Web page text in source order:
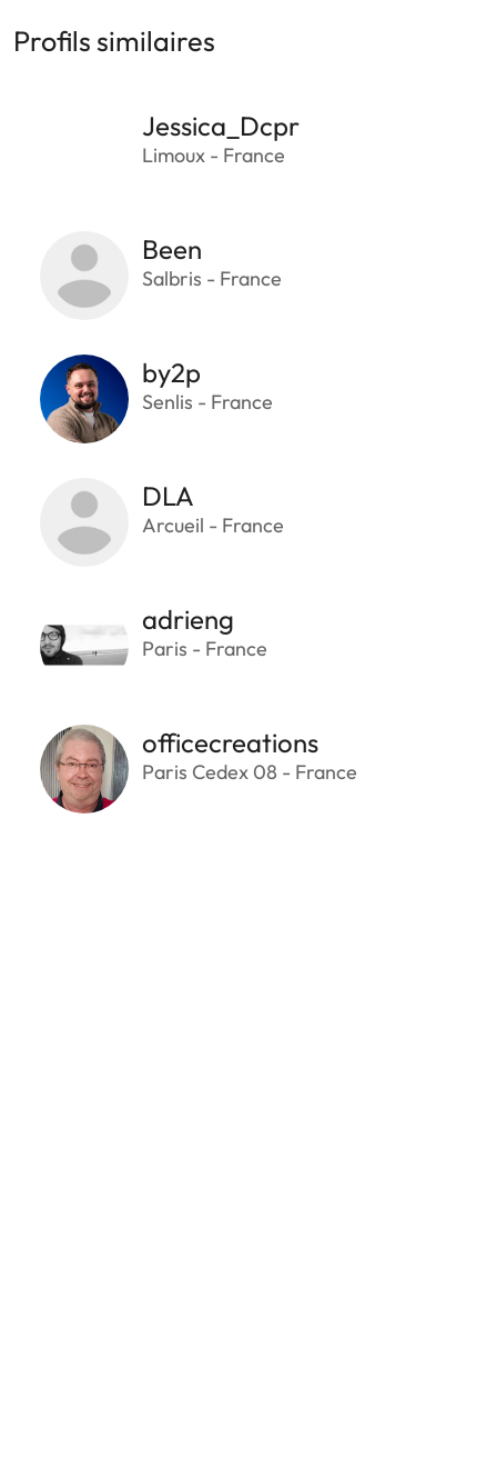
Profils similaires
Jessica_Dcpr
Limoux - France
Been
Salbris - France
by2p
Senlis - France
DLA
Arcueil - France
adrieng
Paris - France
officecreations
Paris Cedex 08 - France